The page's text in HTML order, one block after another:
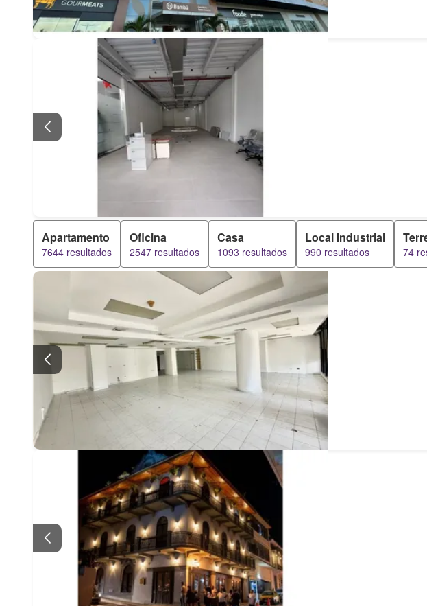
Apartamento
7644 resultados
Oficina
2547 resultados
Casa
1093 resultados
Local Industrial
990 resultados 74